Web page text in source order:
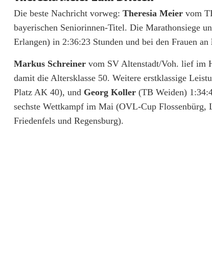
p
f
l
z
g
Die beste Nachricht vorweg: Theresia Meier vom
bayerischen Seniorinnen-Titel. Die Marathonsiege
Erlangen) in 2:36:23 Stunden und bei den Frauen an
Markus Schreiner vom SV Altenstadt/Voh. lief im
damit die Altersklasse 50. Weitere erstklassige
Platz AK 40), und Georg Koller (TB Weiden)
sechste Wettkampf im Mai (OVL-Cup
Friedenfels und Regensburg).